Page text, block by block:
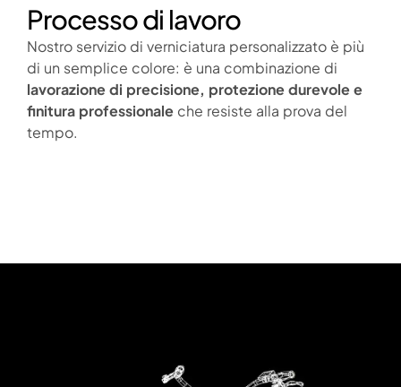
Processo di lavoro
Nostro servizio di verniciatura personalizzato è più
di un semplice colore: è una combinazione di
lavorazione di precisione, protezione durevole e
finitura professionale che resiste alla prova del
tempo.